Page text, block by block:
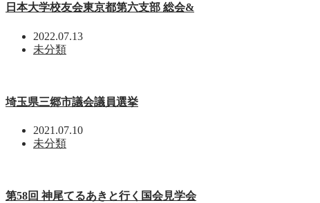
日本大学校友会東京都第六支部 総会&
2022.07.13
未分類
埼玉県三郷市議会議員選挙
2021.07.10
未分類
第58回 神尾てるあきと行く国会見学会